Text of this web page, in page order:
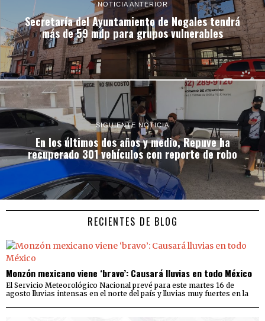
NOTICIA ANTERIOR
Secretaría del Ayuntamiento de Nogales tendrá
más de 59 mdp para grupos vulnerables
SIGUIENTE NOTICIA
En los últimos dos años y medio, Repuve ha
recuperado 301 vehículos con reporte de robo
RECIENTES DE BLOG
Monzón mexicano viene ‘bravo’: Causará lluvias en todo México
El Servicio Meteorológico Nacional prevé para este martes 16 de
agosto lluvias intensas en el norte del país y lluvias muy fuertes en la